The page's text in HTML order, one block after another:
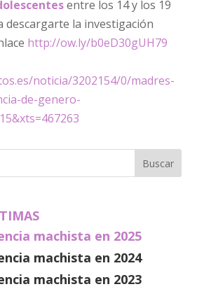
entre los 14 y los 19
descargarte la investigación
http://ow.ly/b0eD30gUH79
noticia/3202154/0/madres-
de-genero-
machista en 2025
machista en 2024
machista en 2023